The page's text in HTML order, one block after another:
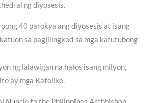
ng diyosesis.
40 parokya ang diyosesis at isang
sa paglilingkod sa mga katutubong
ng lalawigan na halos isang milyon,
ay mga Katoliko.